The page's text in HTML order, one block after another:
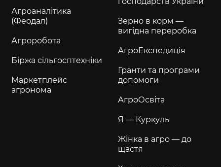
Агроаналітика
(Феодал)
Агроробота
Біржа сільгосптехніки
Маркетплейс
агронома
Зерно в корм —
вигідна переробка
АгроЕкспедиція
Гранти та програми
допомоги
АгроОсвіта
Я — Куркуль
Жінка в агро — до
щастя